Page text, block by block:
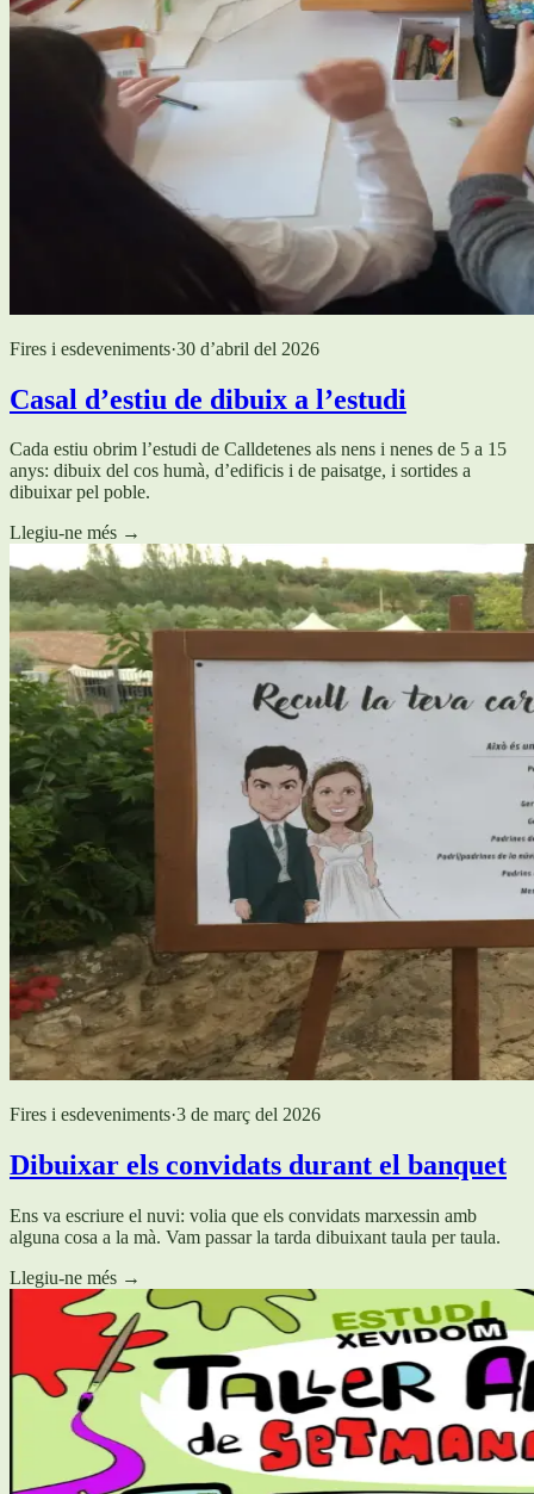
Fires i esdeveniments·30 d’abril del 2026
Casal d’estiu de dibuix a l’estudi
Cada estiu obrim l’estudi de Calldetenes als nens i nenes de 5 a 15
anys: dibuix del cos humà, d’edificis i de paisatge, i sortides a
dibuixar pel poble.
Llegiu-ne més →
Fires i esdeveniments·3 de març del 2026
Dibuixar els convidats durant el banquet
Ens va escriure el nuvi: volia que els convidats marxessin amb
alguna cosa a la mà. Vam passar la tarda dibuixant taula per taula.
Llegiu-ne més →